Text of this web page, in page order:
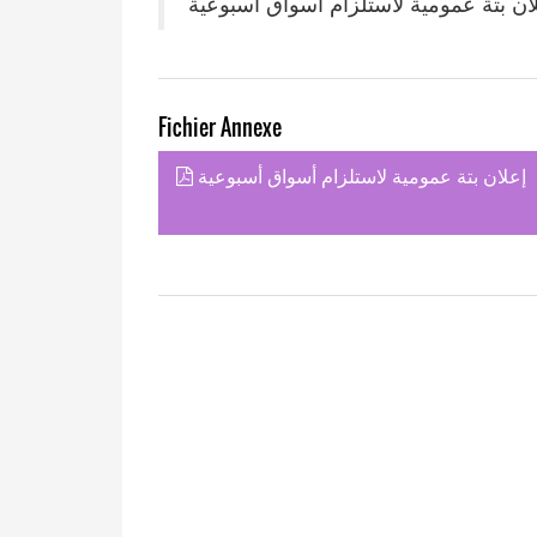
Fichier Annexe
إعلان بتة عمومية لاستلزام أسواق أسبوعية